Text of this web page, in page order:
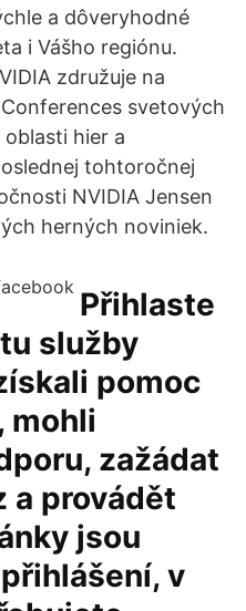
a dôveryhodné
i Vášho regiónu.
združuje na
svetových
hier a
tohtoročnej
NVIDIA Jensen
herných noviniek.
Přihlaste
služby
pomoc
mohli
zažádat
a provádět
jsou
v